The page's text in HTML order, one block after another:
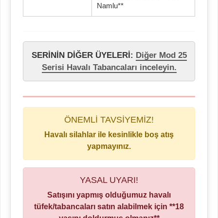
Namlu**
SERİNİN DİĞER ÜYELERİ: Diğer Mod 25
Serisi Havalı Tabancaları inceleyin.
ÖNEMLİ TAVSİYEMİZ!
Havalı silahlar ile kesinlikle boş atış
yapmayınız.
YASAL UYARI!
Satışını yapmış olduğumuz havalı
tüfek/tabancaları satın alabilmek için **18